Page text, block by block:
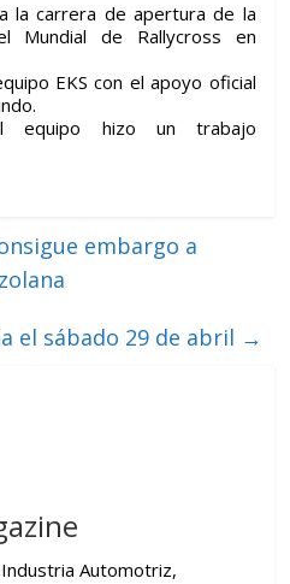
la carrera de apertura de la
Mundial de Rallycross en
EKS con el apoyo oficial
equipo hizo un trabajo
embargo a
el sábado 29 de abril →
Automotriz,